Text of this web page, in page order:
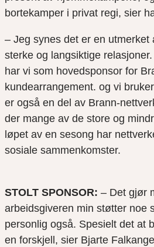
bortekamper i privat regi, sier
– Jeg synes det er en utmerket
sterke og langsiktige
har vi som hovedsponsor for
kundearrangement. og vi
er også en del av Brann-
der mange av de store og
løpet av en sesong har
sosiale sammenkomster.
STOLT SPONSOR: – Det gjør
arbeidsgiveren min støtter noe
personlig også. Spesielt det at
en forskjell, sier Bjarte